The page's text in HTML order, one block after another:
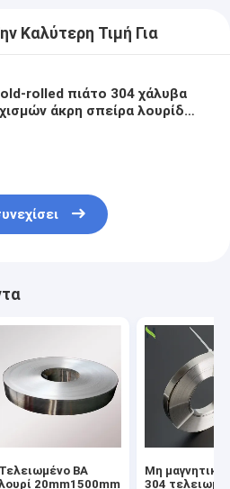
Καλύτερη Τιμή Για
rolled πιάτο 304 χάλυβα
άκρη σπείρα λουρίδων
Τελειωμένο BA
20mm1500mm
Μη μαγνητικό
304